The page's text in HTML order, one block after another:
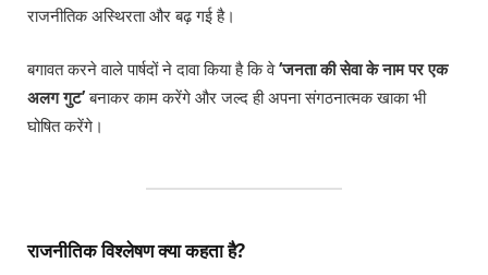
राजनीतिक अस्थिरता और बढ़ गई है।
बगावत करने वाले पार्षदों ने दावा किया है कि वे‘जनता की सेवा के नाम पर एक
अलग गुट’बनाकर काम करेंगे और जल्द ही अपना संगठनात्मक खाका भी
घोषित करेंगे।
राजनीतिक विश्लेषण क्या कहता है?